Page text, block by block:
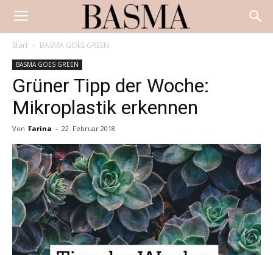
Start BASMA GOES GREEN
BASMA GOES GREEN
Grüner Tipp der Woche:
Mikroplastik erkennen
Von Farina - 22. Februar 2018